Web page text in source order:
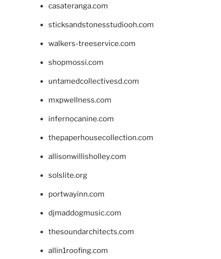
casateranga.com
sticksandstonesstudiooh.com
walkers-treeservice.com
shopmossi.com
untamedcollectivesd.com
mxpwellness.com
infernocanine.com
thepaperhousecollection.com
allisonwillisholley.com
solslite.org
portwayinn.com
djmaddogmusic.com
thesoundarchitects.com
allin1roofing.com